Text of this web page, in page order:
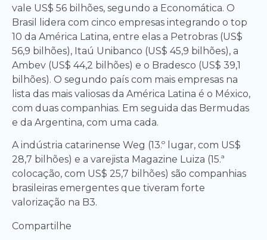
vale US$ 56 bilhões, segundo a Economática. O
Brasil lidera com cinco empresas integrando o top
10 da América Latina, entre elas a Petrobras (US$
56,9 bilhões), Itaú Unibanco (US$ 45,9 bilhões), a
Ambev (US$ 44,2 bilhões) e o Bradesco (US$ 39,1
bilhões). O segundo país com mais empresas na
lista das mais valiosas da América Latina é o México,
com duas companhias. Em seguida das Bermudas
e da Argentina, com uma cada.
A indústria catarinense Weg (13.º lugar, com US$
28,7 bilhões) e a varejista Magazine Luiza (15.ª
colocação, com US$ 25,7 bilhões) são companhias
brasileiras emergentes que tiveram forte
valorização na B3.
Compartilhe